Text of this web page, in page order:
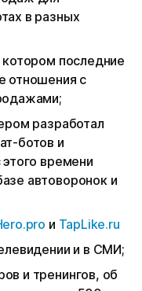
в разных
последние
отношения с
разработал
ботов и
этого времени
автоворонок и
и TapLike.ru
и в СМИ;
и тренингов, об